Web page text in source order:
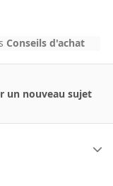
Conseils d'achat
un nouveau sujet